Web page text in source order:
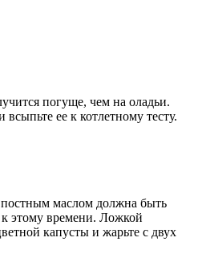
погуще, чем на оладьи.
ее к котлетному тесту.
маслом должна быть
к этому времени. Ложкой
капусты и жарьте с двух